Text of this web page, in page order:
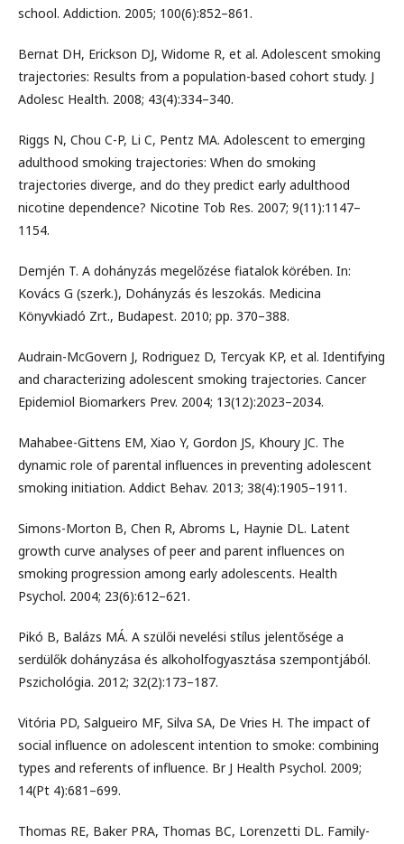
school. Addiction. 2005; 100(6):852–861.
Bernat DH, Erickson DJ, Widome R, et al. Adolescent smoking
trajectories: Results from a population-based cohort study. J
Adolesc Health. 2008; 43(4):334–340.
Riggs N, Chou C-P, Li C, Pentz MA. Adolescent to emerging
adulthood smoking trajectories: When do smoking
trajectories diverge, and do they predict early adulthood
nicotine dependence? Nicotine Tob Res. 2007; 9(11):1147–
1154.
Demjén T. A dohányzás megelőzése fiatalok körében. In:
Kovács G (szerk.), Dohányzás és leszokás. Medicina
Könyvkiadó Zrt., Budapest. 2010; pp. 370–388.
Audrain-McGovern J, Rodriguez D, Tercyak KP, et al. Identifying
and characterizing adolescent smoking trajectories. Cancer
Epidemiol Biomarkers Prev. 2004; 13(12):2023–2034.
Mahabee-Gittens EM, Xiao Y, Gordon JS, Khoury JC. The
dynamic role of parental influences in preventing adolescent
smoking initiation. Addict Behav. 2013; 38(4):1905–1911.
Simons-Morton B, Chen R, Abroms L, Haynie DL. Latent
growth curve analyses of peer and parent influences on
smoking progression among early adolescents. Health
Psychol. 2004; 23(6):612–621.
Pikó B, Balázs MÁ. A szülői nevelési stílus jelentősége a
serdülők dohányzása és alkoholfogyasztása szempontjából.
Pszichológia. 2012; 32(2):173–187.
Vitória PD, Salgueiro MF, Silva SA, De Vries H. The impact of
social influence on adolescent intention to smoke: combining
types and referents of influence. Br J Health Psychol. 2009;
14(Pt 4):681–699.
Thomas RE, Baker PRA, Thomas BC, Lorenzetti DL. Family-